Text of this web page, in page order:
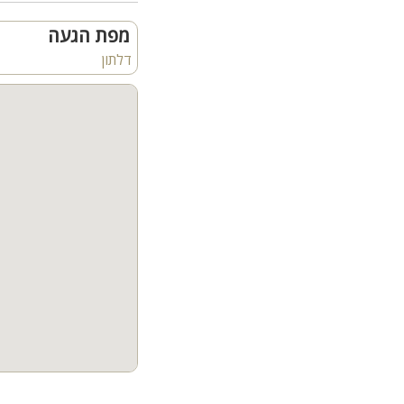
אתם מעדיפים להתרווח
נקודות חשובות:
מקבלים בעלי חיים
2 חדרי רחצה עם מקלחת ושירותים
מפת הגעה
דלתון